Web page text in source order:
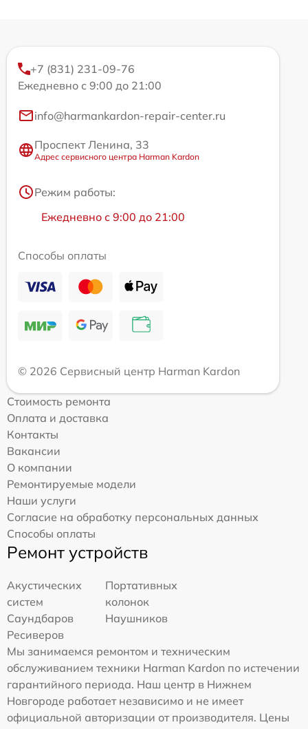
+7 (831) 231-09-76
Ежедневно с 9:00 до 21:00
info@harmankardon-repair-center.ru
Проспект Ленина, 33
Адрес сервисного центра Harman Kardon
Режим работы:
Ежедневно с 9:00 до 21:00
Способы оплаты
© 2026 Сервисный центр Harman Kardon
Стоимость ремонта
Оплата и доставка
Контакты
Вакансии
О компании
Ремонтируемые модели
Наши услуги
Согласие на обработку персональных данных
Способы оплаты
Ремонт устройств
Акустических
систем
Портативных
колонок
Саундбаров
Наушников
Ресиверов
Мы занимаемся ремонтом и техническим
обслуживанием техники Harman Kardon по истечении
гарантийного периода. Наш центр в Нижнем
Новгороде работает независимо и не имеет
официальной авторизации от производителя. Цены